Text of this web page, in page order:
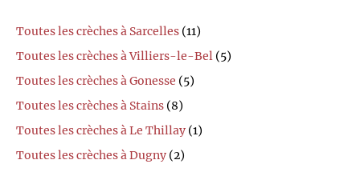
Toutes les crèches à Sarcelles (11)
Toutes les crèches à Villiers-le-Bel (5)
Toutes les crèches à Gonesse (5)
Toutes les crèches à Stains (8)
Toutes les crèches à Le Thillay (1)
Toutes les crèches à Dugny (2)